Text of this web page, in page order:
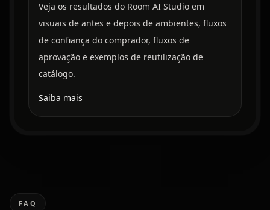
Veja os resultados do Room AI Studio em
visuais de antes e depois de ambientes, fluxos
de confiança do comprador, fluxos de
aprovação e exemplos de reutilização de
catálogo.
Saiba mais
FAQ